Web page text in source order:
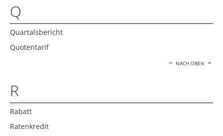
Q
Quartalsbericht
Quotentarif
NACH OBEN
R
Rabatt
Ratenkredit